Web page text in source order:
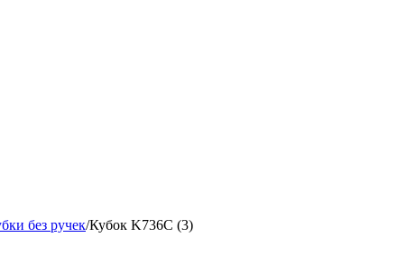
без ручек/Кубок K736C (3)